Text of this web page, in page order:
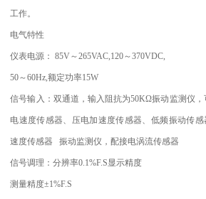
工作。
电气特性
仪表电源： 85V～265VAC,120～370VDC,
50～60Hz,额定功率15W
信号输入：双通道，输入阻抗为50KΩ振动监测仪
电速度传感器、压电加速度传感器、低频振动传
速度传感器 振动监测仪，配接电涡流传感器
信号调理：分辨率0.1%F.S显示精度
测量精度±1%F.S